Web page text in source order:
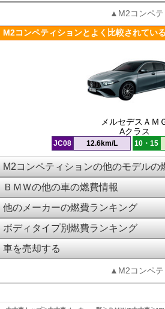
▲M2コンペ
M2コンペティションとよく比較されてい
メルセデスＡＭ
Aクラス
JC08 12.6km/L 10・15
M2コンペティションの他のモデルの
ＢＭＷの他の車の燃費情報
他のメーカーの燃費ランキング
ボディタイプ別燃費ランキング
車を売却する
▲M2コンペ